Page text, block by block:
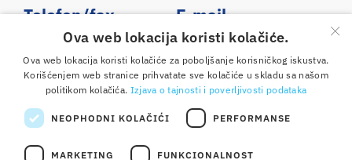
Telefon/fax
0800 050 500
+381 23 551 001
E-mail
office@dijamant.rs
Pratite nas
×
Ova web lokacija koristi kolačiće.
Ova web lokacija koristi kolačiće za poboljšanje korisničkog iskustva.
Korišćenjem web stranice prihvatate sve kolačiće u skladu sa našom
politikom kolačića. Izjava o tajnosti i poverljivosti podataka
NEOPHODNI KOLAČIĆI PERFORMANSE
MARKETING FUNKCIONALNOST